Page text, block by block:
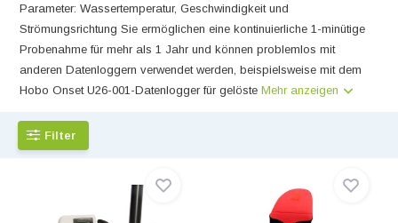
Parameter: Wassertemperatur, Geschwindigkeit und
Strömungsrichtung Sie ermöglichen eine kontinuierliche 1-minütige
Probenahme für mehr als 1 Jahr und können problemlos mit
anderen Datenloggern verwendet werden, beispielsweise mit dem
Hobo Onset U26-001-Datenlogger für gelösteMehr anzeigen
Filter